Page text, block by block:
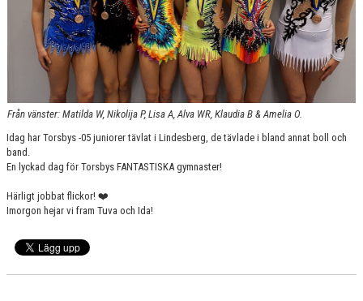
VÅRA GRUPPER/LEDARE
ANMÄLNINGAR
Från vänster: Matilda W, Nikolija P, Lisa A, Alva WR, Klaudia B & Amelia O.
Idag har Torsbys -05 juniorer tävlat i Lindesberg, de tävlade i bland annat boll och
band.
En lyckad dag för Torsbys FANTASTISKA gymnaster!
Härligt jobbat flickor! ❤️
Imorgon hejar vi fram Tuva och Ida!